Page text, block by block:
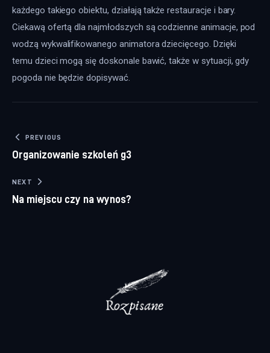
każdego takiego obiektu, działają także restauracje i bary.
Ciekawą ofertą dla najmłodszych są codzienne animacje, pod
wodzą wykwalifikowanego animatora dziecięcego. Dzięki
temu dzieci mogą się doskonale bawić, także w sytuacji, gdy
pogoda nie będzie dopisywać.
Nawigacja wpisu
PREVIOUS
Organizowanie szkoleń g3
NEXT
Na miejscu czy na wynos?